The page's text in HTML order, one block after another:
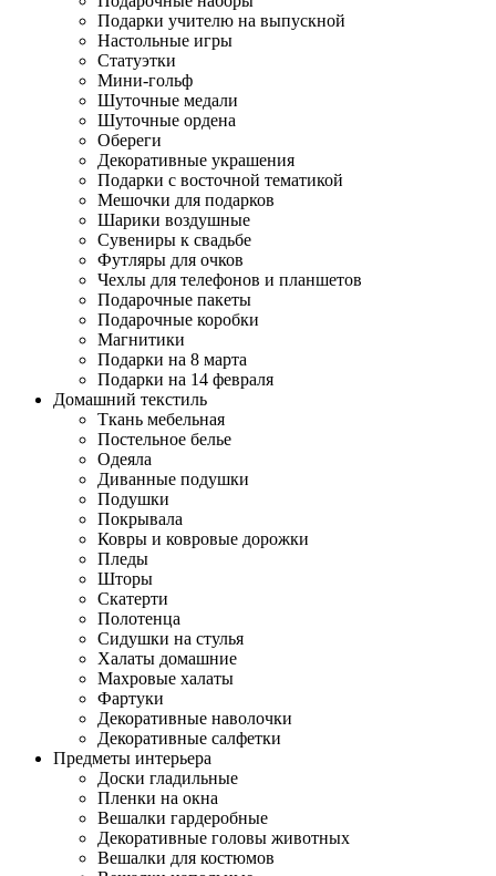
Подарки учителю на выпускной
Настольные игры
Статуэтки
Мини-гольф
Шуточные медали
Шуточные ордена
Обереги
Декоративные украшения
Подарки с восточной тематикой
Мешочки для подарков
Шарики воздушные
Сувениры к свадьбе
Футляры для очков
Чехлы для телефонов и планшетов
Подарочные пакеты
Подарочные коробки
Магнитики
Подарки на 8 марта
Подарки на 14 февраля
Домашний текстиль
Ткань мебельная
Постельное белье
Одеяла
Диванные подушки
Подушки
Покрывала
Ковры и ковровые дорожки
Пледы
Шторы
Скатерти
Полотенца
Сидушки на стулья
Халаты домашние
Махровые халаты
Фартуки
Декоративные наволочки
Декоративные салфетки
Предметы интерьера
Доски гладильные
Пленки на окна
Вешалки гардеробные
Декоративные головы животных
Вешалки для костюмов